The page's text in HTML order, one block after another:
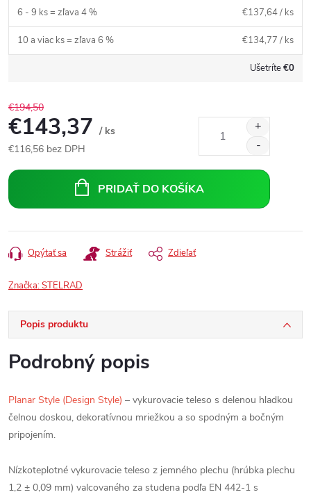
6 - 9 ks = zľava 4 % €137,64/ ks
10 a viac ks = zľava 6 % €134,77 / ks
Ušetríte€0
€194,50
€143,37 / ks
€116,56 bez DPH
cena:
PRIDAŤ DO KOŠÍKA
Opýtať sa Strážiť Zdieľať
Značka:STELRAD
Popis produktu
Podrobný popis
Planar Style (Design Style) – vykurovacie teleso s delenou hladkou
čelnou doskou, dekoratívnou mriežkou a so spodným a bočným
pripojením.
Nízkoteplotné vykurovacie teleso z jemného plechu (hrúbka plechu
1,2 ± 0,09 mm) valcovaného za studena podľa EN 442-1 s